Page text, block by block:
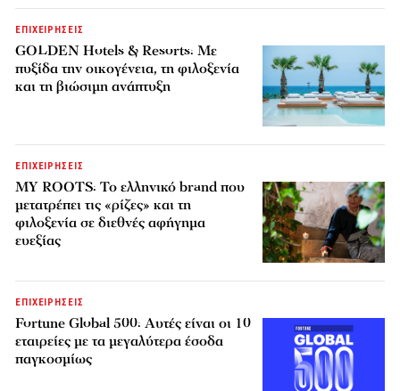
ΕΠΙΧΕΙΡΗΣΕΙΣ
GOLDEN Hotels & Resorts: Με
πυξίδα την οικογένεια, τη φιλοξενία
και τη βιώσιμη ανάπτυξη
ΕΠΙΧΕΙΡΗΣΕΙΣ
MY ROOTS: Το ελληνικό brand που
μετατρέπει τις «ρίζες» και τη
φιλοξενία σε διεθνές αφήγημα
ευεξίας
ΕΠΙΧΕΙΡΗΣΕΙΣ
Fortune Global 500: Αυτές είναι οι 10
εταιρείες με τα μεγαλύτερα έσοδα
παγκοσμίως